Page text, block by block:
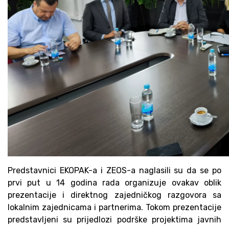
Predstavnici EKOPAK-a i ZEOS-a naglasili su da se po
prvi put u 14 godina rada organizuje ovakav oblik
prezentacije i direktnog zajedničkog razgovora sa
lokalnim zajednicama i partnerima. Tokom prezentacije
predstavljeni su prijedlozi podrške projektima javnih